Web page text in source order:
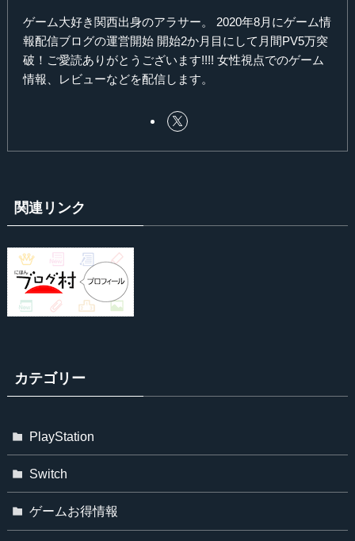
ゲーム大好き関西出身のアラサー。 2020年8月にゲーム情
報配信ブログの運営開始 開始2か月目にして月間PV5万突
破！ご愛読ありがとうございます!!!! 女性視点でのゲーム
情報、レビューなどを配信します。
関連リンク
カテゴリー
PlayStation
Switch
ゲームお得情報